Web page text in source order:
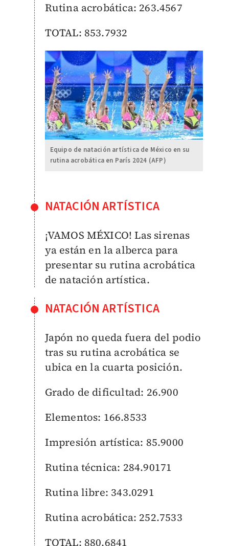
Rutina acrobática: 263.4567
TOTAL: 853.7932
Equipo de natación artística de México en su
rutina acrobática en París 2024 (AFP)
NATACIÓN ARTÍSTICA
¡VAMOS MÉXICO! Las sirenas
ya están en la alberca para
presentar su rutina acrobática
de natación artística.
NATACIÓN ARTÍSTICA
Japón no queda fuera del podio
tras su rutina acrobática se
ubica en la cuarta posición.
Grado de dificultad: 26.900
Elementos: 166.8533
Impresión artística: 85.9000
Rutina técnica: 284.90171
Rutina libre: 343.0291
Rutina acrobática: 252.7533
TOTAL: 880.6841